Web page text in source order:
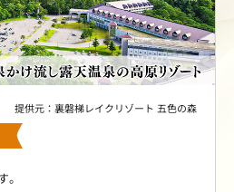
提供元：裏磐梯レイクリゾート 五色の森